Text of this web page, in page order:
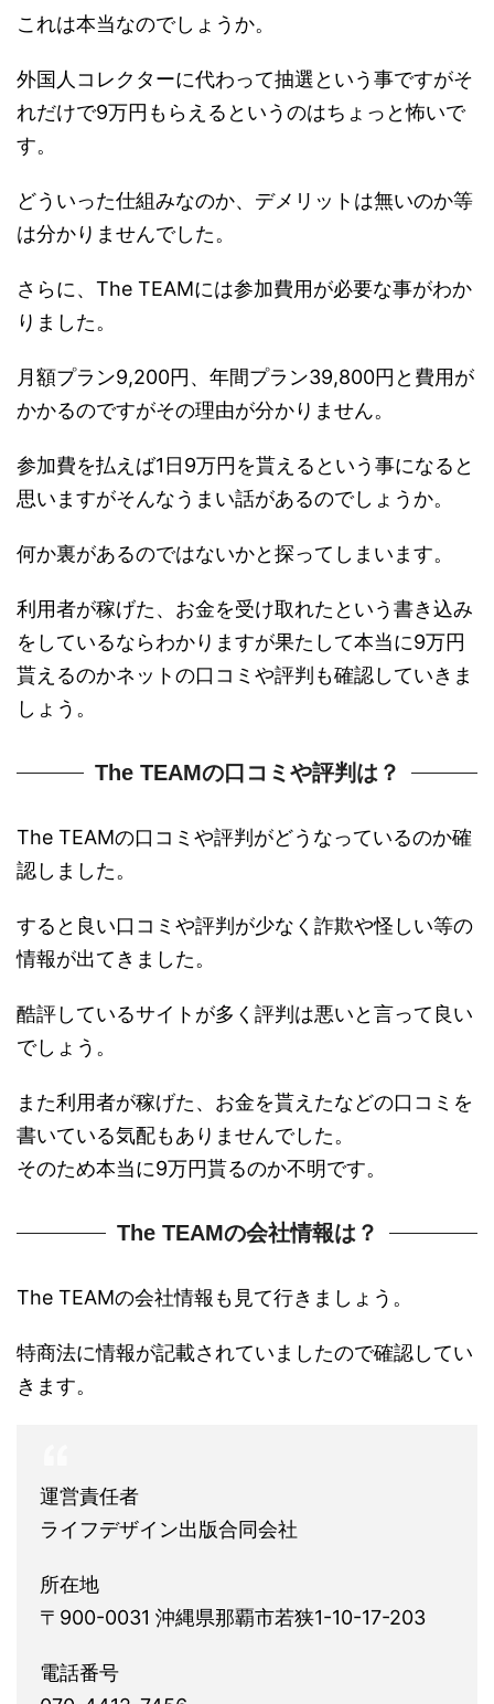
これは本当なのでしょうか。
外国人コレクターに代わって抽選という事ですがそ
れだけで9万円もらえるというのはちょっと怖いで
す。
どういった仕組みなのか、デメリットは無いのか等
は分かりませんでした。
さらに、The TEAMには参加費用が必要な事がわか
りました。
月額プラン9,200円、年間プラン39,800円と費用が
かかるのですがその理由が分かりません。
参加費を払えば1日9万円を貰えるという事になると
思いますがそんなうまい話があるのでしょうか。
何か裏があるのではないかと探ってしまいます。
利用者が稼げた、お金を受け取れたという書き込み
をしているならわかりますが果たして本当に9万円
貰えるのかネットの口コミや評判も確認していきま
しょう。
The TEAMの口コミや評判は？
The TEAMの口コミや評判がどうなっているのか確
認しました。
すると良い口コミや評判が少なく詐欺や怪しい等の
情報が出てきました。
酷評しているサイトが多く評判は悪いと言って良い
でしょう。
また利用者が稼げた、お金を貰えたなどの口コミを
書いている気配もありませんでした。
そのため本当に9万円貰るのか不明です。
The TEAMの会社情報は？
The TEAMの会社情報も見て行きましょう。
特商法に情報が記載されていましたので確認してい
きます。
運営責任者
ライフデザイン出版合同会社
所在地
〒900-0031 沖縄県那覇市若狭1-10-17-203
電話番号